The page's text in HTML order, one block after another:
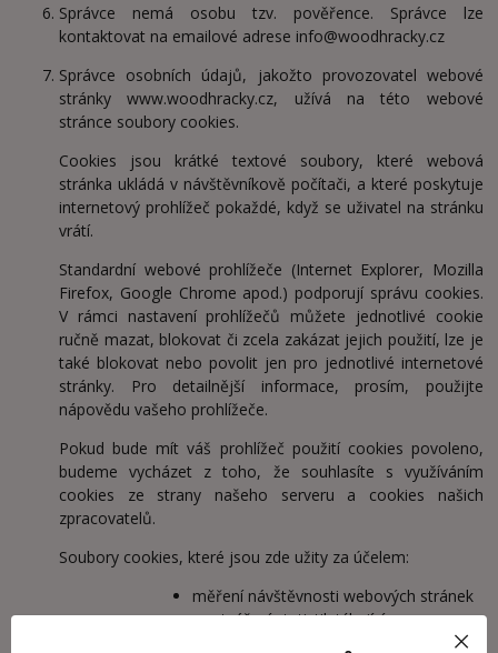
Správce nemá osobu tzv. pověřence. Správce lze
kontaktovat na emailové adrese info@woodhracky.cz
Správce osobních údajů, jakožto provozovatel webové
stránky www.woodhracky.cz, užívá na této webové
stránce soubory cookies.
Cookies jsou krátké textové soubory, které webová
stránka ukládá v návštěvníkově počítači, a které poskytuje
internetový prohlížeč pokaždé, když se uživatel na stránku
vrátí.
Standardní webové prohlížeče (Internet Explorer, Mozilla
Firefox, Google Chrome apod.) podporují správu cookies.
V rámci nastavení prohlížečů můžete jednotlivé cookie
ručně mazat, blokovat či zcela zakázat jejich použití, lze je
také blokovat nebo povolit jen pro jednotlivé internetové
stránky. Pro detailnější informace, prosím, použijte
nápovědu vašeho prohlížeče.
Pokud bude mít váš prohlížeč použití cookies povoleno,
budeme vycházet z toho, že souhlasíte s využíváním
cookies ze strany našeho serveru a cookies našich
zpracovatelů.
Soubory cookies, které jsou zde užity za účelem:
měření návštěvnosti webových stránek
a vytváření statistik týkající se
návštěvnosti a chování návštěvníků na